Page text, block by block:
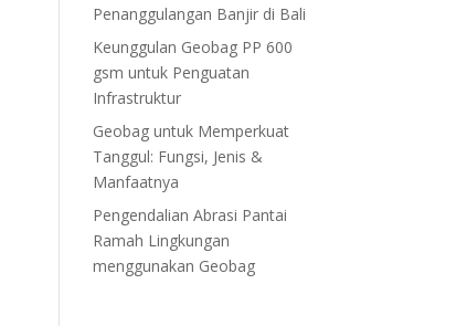
Penanggulangan Banjir di Bali
Keunggulan Geobag PP 600
gsm untuk Penguatan
Infrastruktur
Geobag untuk Memperkuat
Tanggul: Fungsi, Jenis &
Manfaatnya
Pengendalian Abrasi Pantai
Ramah Lingkungan
menggunakan Geobag